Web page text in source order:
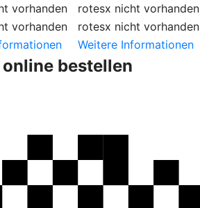
vorhanden rotesx nicht vorhanden
vorhanden rotesx nicht vorhanden
Weitere Informationen
bestellen